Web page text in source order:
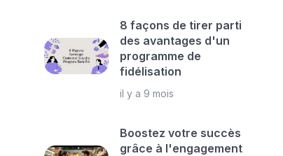
8 façons de tirer parti
des avantages d'un
programme de
fidélisation
il y a 9 mois
Boostez votre succès
grâce à l'engagement